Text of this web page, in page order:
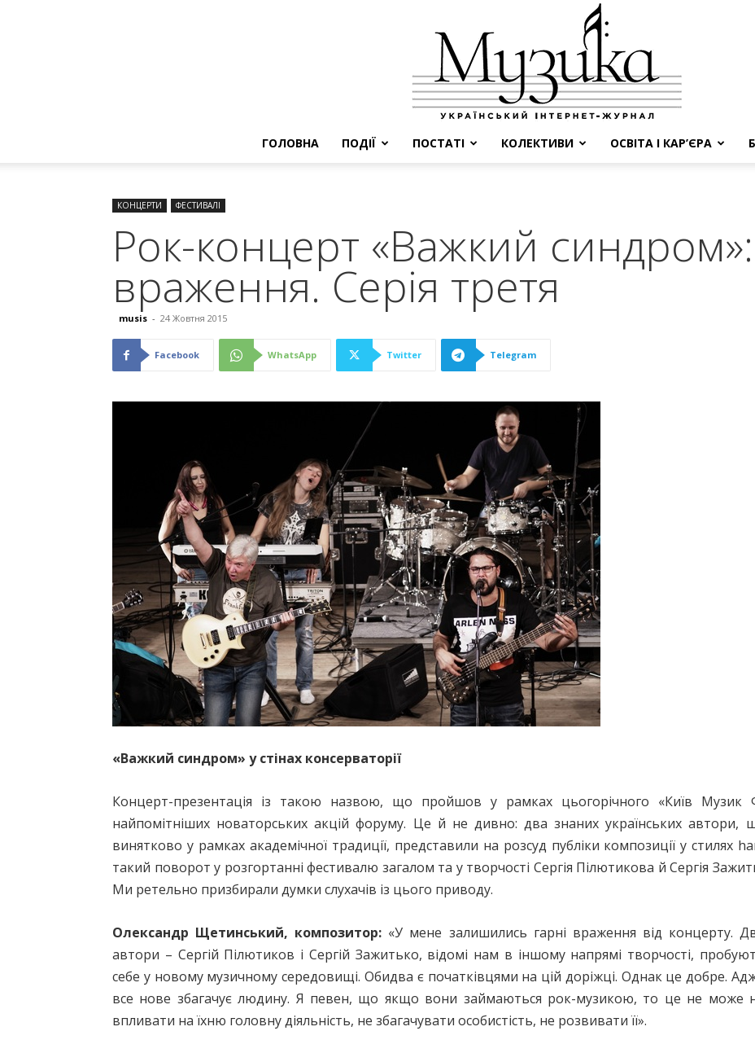
ГОЛОВНА ПОДІЇ ПОСТАТІ КОЛЕКТИВИ ОСВІТА І КАР’ЄРА
КОНЦЕРТИ ФЕСТИВАЛІ
Рок-концерт «Важкий синдром»:
враження. Серія третя
musis - 24 Жовтня 2015
Facebook WhatsApp Twitter Telegram
«Важкий синдром» у стінах консерваторії
Концерт-презентація із такою назвою, що пройшов у рамках цьогорічного «Київ Музик
найпомітніших новаторських акцій форуму. Це й не дивно: два знаних українських автори,
винятково у рамках академічної традиції, представили на розсуд публіки композиції у стилях
такий поворот у розгортанні фестивалю загалом та у творчості Сергія Пілютикова й Сергія
Ми ретельно призбирали думки слухачів із цього приводу.
Олександр Щетинський, композитор: «У мене залишились гарні враження від концерту.
автори – Сергій Пілютиков і Сергій Зажитько, відомі нам в іншому напрямі творчості,
себе у новому музичному середовищі. Обидва є початківцями на цій доріжці. Однак це добре.
все нове збагачує людину. Я певен, що якщо вони займаються рок-музикою, то це не може
впливати на їхню головну діяльність, не збагачувати особистість, не розвивати її».